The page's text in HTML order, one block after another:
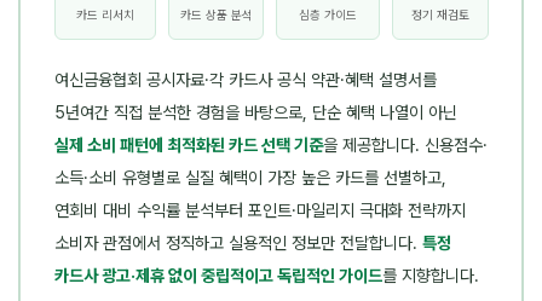
카드 리서치 카드 상품 분석 심층 가이드 정기 재검토
여신금융협회 공시자료·각 카드사 공식 약관·혜택 설명서를
5년여간 직접 분석한 경험을 바탕으로, 단순 혜택 나열이 아닌
실제 소비 패턴에 최적화된 카드 선택 기준을 제공합니다. 신용점수·
소득·소비 유형별로 실질 혜택이 가장 높은 카드를 선별하고,
연회비 대비 수익률 분석부터 포인트·마일리지 극대화 전략까지
소비자 관점에서 정직하고 실용적인 정보만 전달합니다. 특정
카드사 광고·제휴 없이 중립적이고 독립적인 가이드를 지향합니다.